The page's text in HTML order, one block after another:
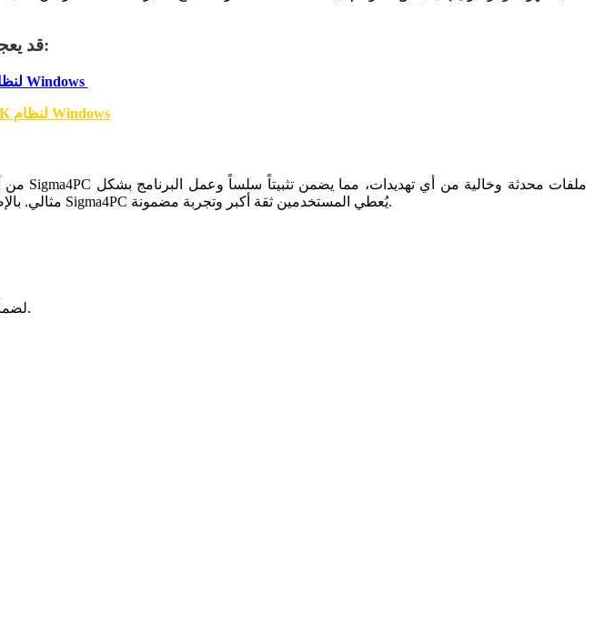
قد يعجبك أيضًا هذا:
تنزيل Kill-Update لنظام Windows
تنزيل Klevgrand STARK لنظام Windows
مثالي. بالإضافة إلى ذلك، يمنح الموقع إرشادات وخطوات واضحة للتثبيت مع تحديثات دورية. لذا فإن تنزيل البرنامج عبر Sigma4PC يُعطي المستخدمين ثقة أكبر وتجربة مضمونة.
التي توقف الاتصال بالإنترنت فور انقطاع VPN، لضمان عدم تسرب البيانات.